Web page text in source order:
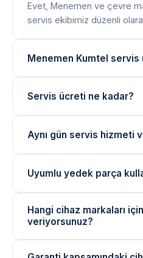
Evet, Menemen ve çevre
servis ekibimiz düzenli
Menemen Kumtel servis
göre değişir; işlem öncesi
Servis ücreti ne kadar?
ve değişen parçaya göre
Aynı gün servis hizmeti
ekibimizi
Uyumlu yedek parça
yedek parçalar
garanti verilir.
Hangi cihaz markaları
veriyorsunuz?